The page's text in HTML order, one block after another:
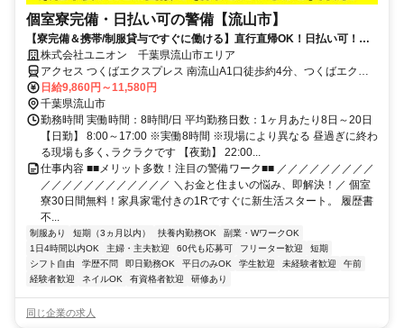
個室寮完備・日払い可の警備【流山市】
【寮完備＆携帯/制服貸与ですぐに働ける】直行直帰OK！日払い可！勤
務初日から給与GET★未経験OK
株式会社ユニオン 千葉県流山市エリア
アクセス つくばエクスプレス 南流山A1口徒歩約4分、つくばエクス
プレス 南流山A1口徒歩約4分、つくばエクスプレス 南流山A1口徒歩
約4分 千葉県流山市エリア（南流山駅、鰭ケ崎駅、流山駅、初石駅、
流山おおたかの森駅、江戸川台駅、運河駅）
日給9,860円～11,580円
千葉県流山市
勤務時間 実働時間：8時間/日 平均勤務日数：1ヶ月あたり8日～20日
【日勤】 8:00～17:00 ※実働8時間 ※現場により異なる 昼過ぎに終わ
る現場も多く､ラクラクです 【夜勤】 22:00...
仕事内容 ■■メリット多数！注目の警備ワーク■■ ／／／／／／／／／
／／／／／／／／／／／／ ＼お金と住まいの悩み、即解決！／ 個室
寮30日間無料！家具家電付きの1Rですぐに新生活スタート。 履歴書
不...
制服あり 短期（3ヵ月以内） 扶養内勤務OK
副業・WワークOK
1日4時間以内OK
主婦・主夫歓迎 60代も応募可 フリーター歓迎
短期
シフト自由
学歴不問 即日勤務OK 平日のみOK 学生歓迎 未経験者歓迎
午前
経験者歓迎
ネイルOK 有資格者歓迎 研修あり
同じ企業の求人